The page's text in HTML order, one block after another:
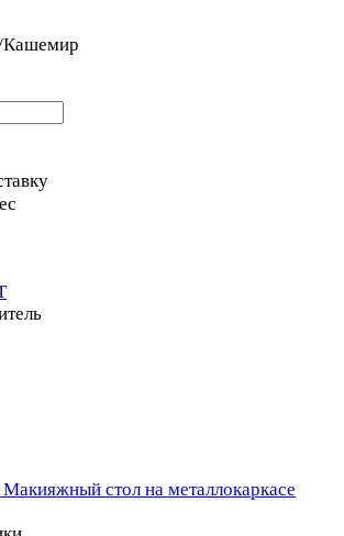
стол на металлокаркасе